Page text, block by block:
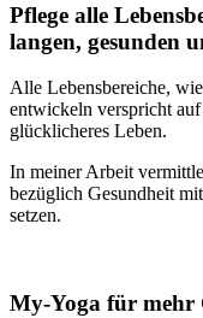
Pflege alle
langen, gesunden
Alle Lebensbereiche,
entwickeln verspricht
glücklicheres Leben.
In meiner Arbeit
bezüglich Gesundheit
setzen.
My-Yoga für mehr